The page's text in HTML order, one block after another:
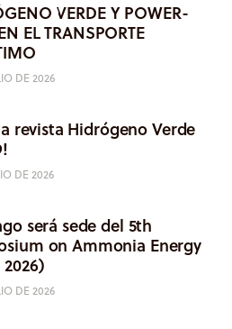
VERDE Y POWER-
EL TRANSPORTE
DE 2026
revista Hidrógeno Verde
DE 2026
será sede del 5th
on Ammonia Energy
DE 2026